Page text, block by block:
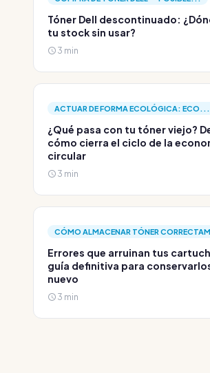
Tóner Dell descontinuado:
tu stock sin usar?
3 min
ACTUAR DE FORMA ECOLÓGICA: ECO...
¿Qué pasa con tu tóner viejo?
cómo cierra el ciclo de la
circular
3 min
CÓMO ALMACENAR TÓNER
Errores que arruinan tus
guía definitiva para
nuevo
3 min